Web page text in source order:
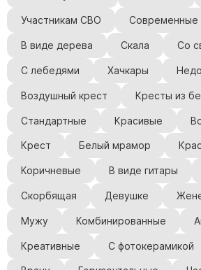
Участникам СВО Современные
В виде дерева Скала Со
С лебедями Хачкары
Воздушный крест Кресты из
Стандартные Красивые
Крест Белый мрамор
Коричневые В виде гитары
Скорбящая Девушке
Мужу Комбинированные
Креативные С фотокерамикой